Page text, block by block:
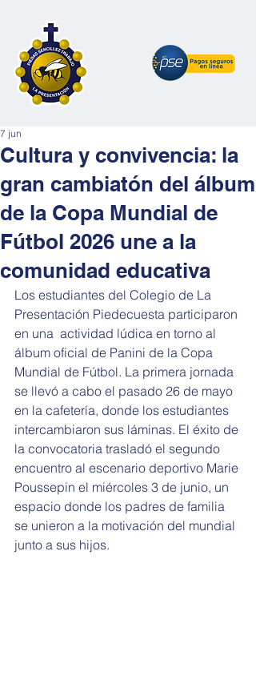
Cultura y convivencia: la
gran cambiatón del álbum
de la Copa Mundial de
Fútbol 2026 une a la
comunidad educativa
7 jun
Los estudiantes del Colegio de La
Presentación Piedecuesta participaron
en una  actividad lúdica en torno al
álbum oficial de Panini de la Copa
Mundial de Fútbol. La primera jornada
se llevó a cabo el pasado 26 de mayo
en la cafetería, donde los estudiantes
intercambiaron sus láminas. El éxito de
la convocatoria trasladó el segundo
encuentro al escenario deportivo Marie
Poussepin el miércoles 3 de junio, un
espacio donde los padres de familia
se unieron a la motivación del mundial
junto a sus hijos.